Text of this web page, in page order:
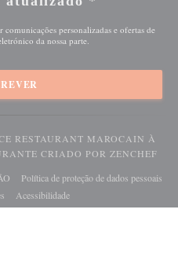
comunicações personalizadas e ofertas de
da nossa parte.
RESTAURANT MAROCAIN À
CRIADO POR ZENCHEF
((abre numa nova janela))
Política de proteção de dados pessoais
((abre numa nova janela))
Acessibilidade((abre numa nova janela))